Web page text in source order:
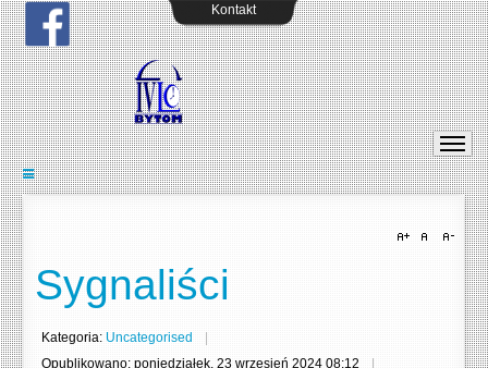
Kontakt
Sygnaliści
Kategoria: Uncategorised
Opublikowano: poniedziałek, 23 wrzesień 2024 08:12